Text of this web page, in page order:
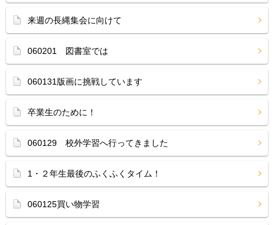
来週の長縄集会に向けて
060201 図書室では
060131版画に挑戦しています
卒業生のために！
060129 校外学習へ行ってきました
1・２年生最後のふくふくタイム！
060125買い物学習